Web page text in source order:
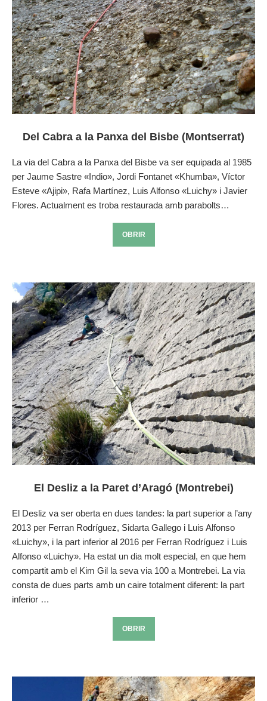
Del Cabra a la Panxa del Bisbe (Montserrat)
La via del Cabra a la Panxa del Bisbe va ser equipada al 1985
per Jaume Sastre «Indio», Jordi Fontanet «Khumba», Víctor
Esteve «Ajipi», Rafa Martínez, Luis Alfonso «Luichy» i Javier
Flores. Actualment es troba restaurada amb parabolts…
OBRIR
El Desliz a la Paret d’Aragó (Montrebei)
El Desliz va ser oberta en dues tandes: la part superior a l’any
2013 per Ferran Rodríguez, Sidarta Gallego i Luis Alfonso
«Luichy», i la part inferior al 2016 per Ferran Rodríguez i Luis
Alfonso «Luichy». Ha estat un dia molt especial, en que hem
compartit amb el Kim Gil la seva via 100 a Montrebei. La via
consta de dues parts amb un caire totalment diferent: la part
inferior …
OBRIR